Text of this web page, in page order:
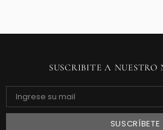
SUSCRIBITE A NUESTRO